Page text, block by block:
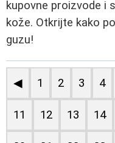
kupovne proizvode i
kože. Otkrijte kako
guzu!
◀ 1 2 3 4
11 12 13 14